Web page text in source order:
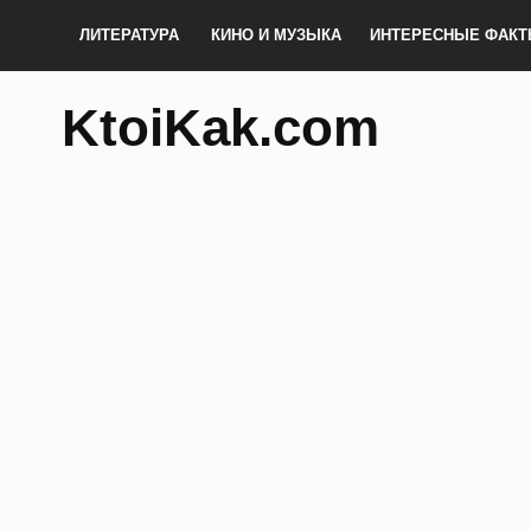
ЛИТЕРАТУРА КИНО И МУЗЫКА ИНТЕРЕСНЫЕ
KtoiKak.com